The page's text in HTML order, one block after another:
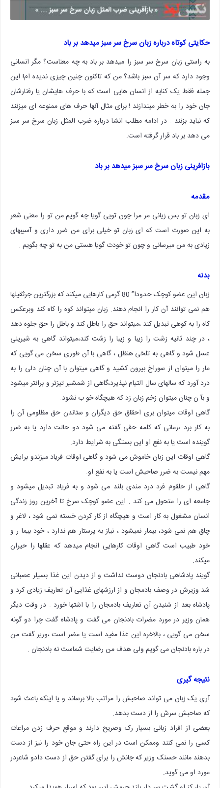
حکایتی کوتاه درباره زبان سرخ سر سبز میدهد بر باد
به راستی زبان سرخ سر سبز را میدهد بر باد به چه معناست؟ مگر انسانی
وجود دارد که سر آن سبز باشد؟ من که تاکنون چنین چیزی ندیده ام! این
جمله فقط یک کنایه از انسان هایی است که با حرف هایشان یا رفتارشان
جان خود را به خطر میندازند ! برای مثال آنها حرف های ممنوعه ای میزنند
که نباید بزنند . در ادامه مطلب انشا درباره ضرب المثل زبان سرخ سر سبز
می دهد بر باد قرار گرفته است.
بازافرینی زبان سرخ سر سبز میدهد بر باد
مقدمه
ای زبان تو بس زیانی مر مرا چون تویی گویا چه گویم من تو را معنی شعر
به این صورت است که ای زبان تو خیلی برای من ضرر داری و آسیبهای
زیادی به من میرسانی و چون تو خودت گویا هستی من به تو چه بگویم .
بدنه
زبان این عضو کوچک حدودا” 80 گرمی کارهایی میکند که بزرگترین جرثقیلها
هم نمی توانند آن کار را انجام دهند. زبان میتواند کوه را کاه کند وبرعکس
کاه را به کوهی تبدیل کند ،میتواند حق را باطل کند و باطل را حق جلوه دهد
، در چند ثانیه زشت را زیبا و زیبا را زشت کند،میتواند گاهی به شیرینی
عسل شود و گاهی به تلخی هنظل ، گاهی با آن طوری سخن می گویی که
مار را میتوان از سوراخ بیرون کشید و گاهی میتوان با آن چنان دلی را به
درد آورد که سالهای سال التیام نپذیرد،گاهی از شمشیر تیزتر و برانتر میشود
و بآ ن چنان میتوان زخم زبان زد که هیچگاه خو ب نشود.
گاهی اوقات میتوان بری احقاق حق دیگران و ستاندن حق مظلومی آن را
به کار برد ،زمانی که کلمه حقی گفته می شود دو حالت دارد یا به ضرر
گوینده است یا به نفع او این بستگی به شرایط دارد.
گاهی اوقات این زبان خاموش می شود و گاهی اوقات فریاد میزندو برایش
مهم نیست به ضرر صاحبش است یا به نفع او.
گاهی از حلقوم فرد درد مندی بلند می شود و به فریاد تبدیل میشود و
جامعه ای را متحول می کند . این عضو کوچک سرخ تا آخرین روز زندگی
انسان مشغول به کار است و هیچگاه از کار کردن خسته نمی شود ، لاغر و
چاق هم نمی شود، بیمار نمیشود ، نیاز به پرستار هم ندارد ، خود بیما ر و
خود طبیب است گاهی اوقات کارهایی انجام میدهد که عقلها را حیران
میکند.
گویند پادشاهی بادنجان دوست نداشت و از دیدن این غذا بسیلر عصبانی
شد وزیرش در وصف بادمجان و از ارزشهای غذایی آن تعاریف زیادی کرد و
پادشاه بعد از شنیدن آن تعاریف بادمجان را با اشتها خورد . در وقت دیگر
همان وزیر در مورد مضرات بادنجان می گفت و پادشاه گفت چرا دو گونه
سخن می گویی ، بالاخره این غذا مفید است یا مضر است ،وزیر گفت من
در باره بادنجان می گویم ولی هدف من رضایت شماست نه بادنجان .
نتیجه گیری
آری یک زبان می تواند صاحبش را مراتب بالا برساند و یا اینکه باعث شود
که صاحبش سرش را از دست بدهد.
بعضی از افراد زبانی بسیار رک وصریح دارند و موقع حرف زدن مراعات
کسی را نمی کنند وممکن است در این راه حتی جان خود را نیز از دست
بدهند مانند حسنک وزیر که جانش را برای گفتن حق از دست دادو شاعردر
مورد او می گوید: